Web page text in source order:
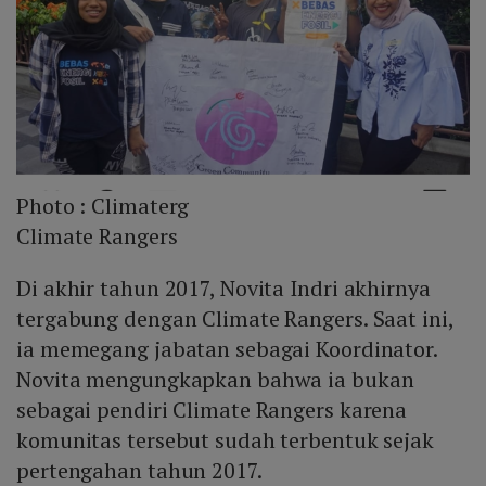
Photo : Climaterg
Climate Rangers
Di akhir tahun 2017, Novita Indri akhirnya
tergabung dengan Climate Rangers. Saat ini,
ia memegang jabatan sebagai Koordinator.
Novita mengungkapkan bahwa ia bukan
sebagai pendiri Climate Rangers karena
komunitas tersebut sudah terbentuk sejak
pertengahan tahun 2017.